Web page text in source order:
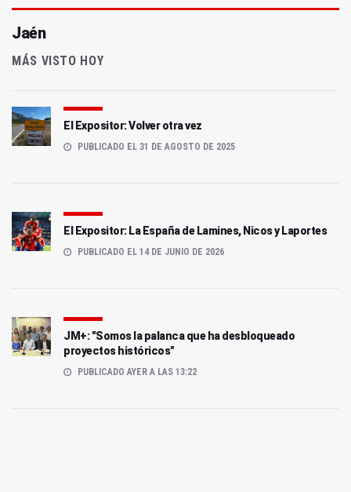
Jaén
MÁS VISTO HOY
El Expositor: Volver otra vez
PUBLICADO EL 31 DE AGOSTO DE 2025
El Expositor: La España de Lamines, Nicos y Laportes
PUBLICADO EL 14 DE JUNIO DE 2026
JM+: "Somos la palanca que ha desbloqueado
proyectos históricos"
PUBLICADO AYER A LAS 13:22